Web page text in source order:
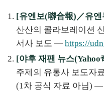
[유엔보(聯合報)／유
산산의 콜라보레이션
서사 보도 — https://
[야후 재팬 뉴스
주제의 유통사 보도자
(1차 공식 자료 아님) —